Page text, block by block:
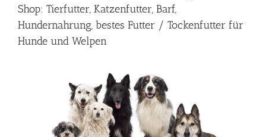
Shop: Tierfutter, Katzenfutter, Barf,
Hundernahrung, bestes Futter / Tockenfutter für
Hunde und Welpen